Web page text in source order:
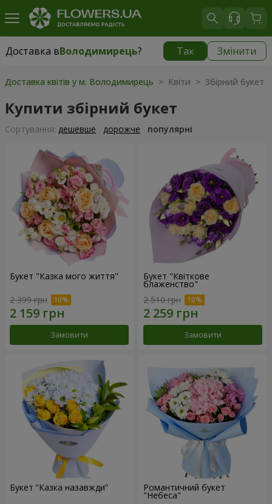
Доставка вВолодимирець? Так Змінити
Доставка вВолодимирець|
Доставка квітів у м. Володимирець > Квіти > Збірний букет
Купити збірний букет
Сортування: дешевше дорожче популярні
Букет "Казка мого життя"
2 399 грн
Замовити
Букет "Квіткове
блаженство"
2 510 грн
Замовити
Букет “Казка назавжди” Романтичний букет
"Небеса"